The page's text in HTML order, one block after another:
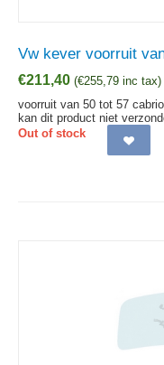
Vw kever voorruit
€211,40 (€255,79 inc tax)
voorruit van 50 tot 57
kan dit product niet
Out of stock